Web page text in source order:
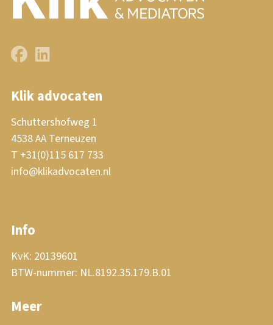
Klik advocaten
Schuttershofweg 1
4538 AA Terneuzen
T +31(0)115 617 733
info@klikadvocaten.nl
Info
KvK: 20139601
BTW-nummer: NL.8192.35.179.B.01
Meer